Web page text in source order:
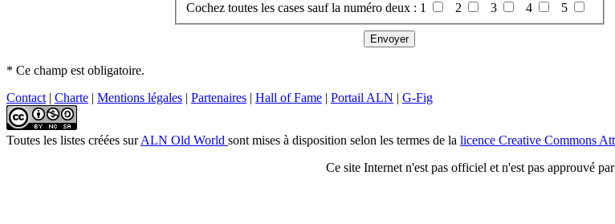
Cochez toutes les cases sauf la numéro deux : 1 2 3 4 5
* Ce champ est obligatoire.
Contact | Charte | Mentions légales | Partenaires | Hall of Fame | Portail ALN | G-Fig
Toutes les listes créées surALN Old World sont mises à disposition selon les termes de la licence Creative Commons
Ce site Internet n'est pas officiel et n'est pas approuvé